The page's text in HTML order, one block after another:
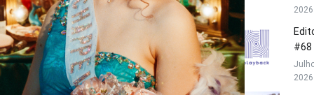
2026
#68
2026